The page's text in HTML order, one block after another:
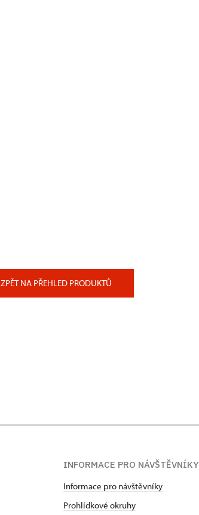
ZPĚT NA PŘEHLED PRODUKTŮ
INFORMACE PRO NÁVŠTĚVNÍKY
Informace pro návštěvníky
Prohlídkové okruhy